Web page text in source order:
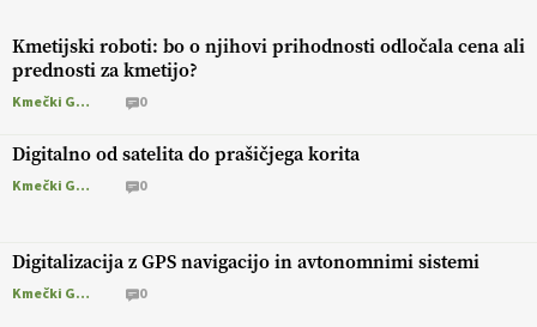
Kmetijski roboti: bo o njihovi prihodnosti odločala cena ali
prednosti za kmetijo?
Kmečki Glas 0
Digitalno od satelita do prašičjega korita
Kmečki Glas 0
Digitalizacija z GPS navigacijo in avtonomnimi sistemi
Kmečki Glas 0